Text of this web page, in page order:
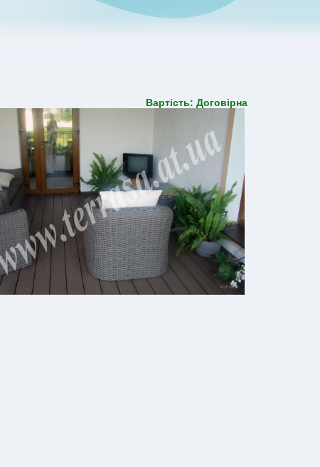
Вартість: Договірна